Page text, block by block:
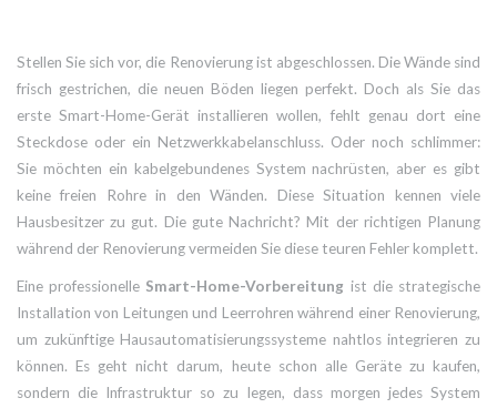
Stellen Sie sich vor, die Renovierung ist abgeschlossen. Die Wände sind
frisch gestrichen, die neuen Böden liegen perfekt. Doch als Sie das
erste Smart-Home-Gerät installieren wollen, fehlt genau dort eine
Steckdose oder ein Netzwerkkabelanschluss. Oder noch schlimmer:
Sie möchten ein kabelgebundenes System nachrüsten, aber es gibt
keine freien Rohre in den Wänden. Diese Situation kennen viele
Hausbesitzer zu gut. Die gute Nachricht? Mit der richtigen Planung
während der Renovierung vermeiden Sie diese teuren Fehler komplett.
Eine professionelle Smart-Home-Vorbereitung ist die strategische
Installation von Leitungen und Leerrohren während einer Renovierung,
um zukünftige Hausautomatisierungssysteme nahtlos integrieren zu
können. Es geht nicht darum, heute schon alle Geräte zu kaufen,
sondern die Infrastruktur so zu legen, dass morgen jedes System